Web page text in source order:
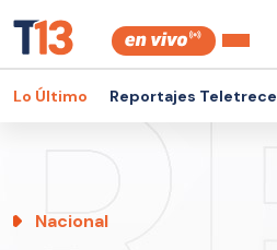
Lo Último Reportajes Teletrece
Nacional